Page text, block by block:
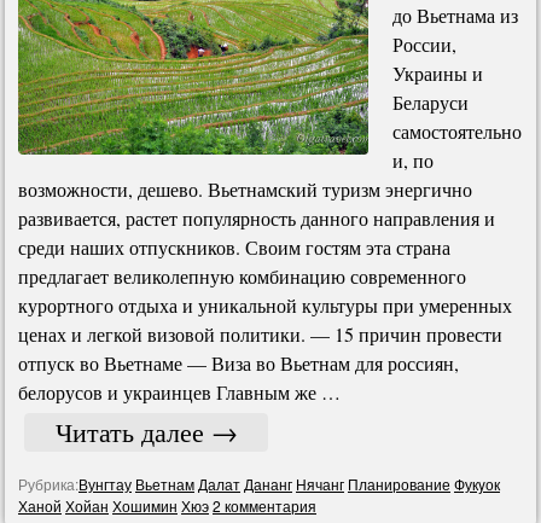
до Вьетнама из
России,
Украины и
Беларуси
самостоятельно
и, по
возможности, дешево. Вьетнамский туризм энергично
развивается, растет популярность данного направления и
среди наших отпускников. Своим гостям эта страна
предлагает великолепную комбинацию современного
курортного отдыха и уникальной культуры при умеренных
ценах и легкой визовой политики. — 15 причин провести
отпуск во Вьетнаме — Виза во Вьетнам для россиян,
белорусов и украинцев Главным же …
Читать далее →
Рубрика:Вунгтау Вьетнам Далат Дананг Нячанг Планирование Фукyок
Ханой Хойан Хошимин Хюэ2 комментария